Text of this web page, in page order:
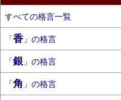
すべての格言一覧
「香」の格言
「銀 」の格言
「角 」の格言